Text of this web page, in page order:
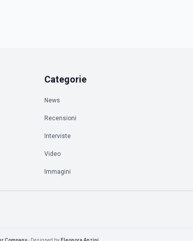
Categorie
News
Recensioni
Interviste
Video
Immagini